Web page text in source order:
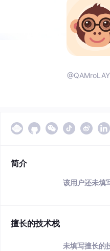
简介
该用户还未填
擅长的技术栈
未填写擅长的